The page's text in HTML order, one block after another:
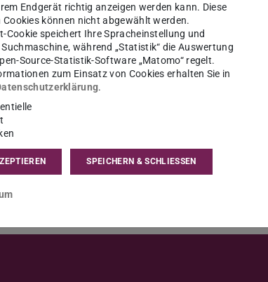
eines
an der TU Darmstadt.
…
Endgerät richtig anzeigen werden kann. Diese
Cookies können nicht abgewählt werden.
Cookie speichert Ihre Spracheinstellung und
während „Statistik“ die Auswertung
Source-Statistik-Software „Matomo“ regelt.
zum Einsatz von Cookies erhalten Sie in
.
SPEICHERN & SCHLIESSEN